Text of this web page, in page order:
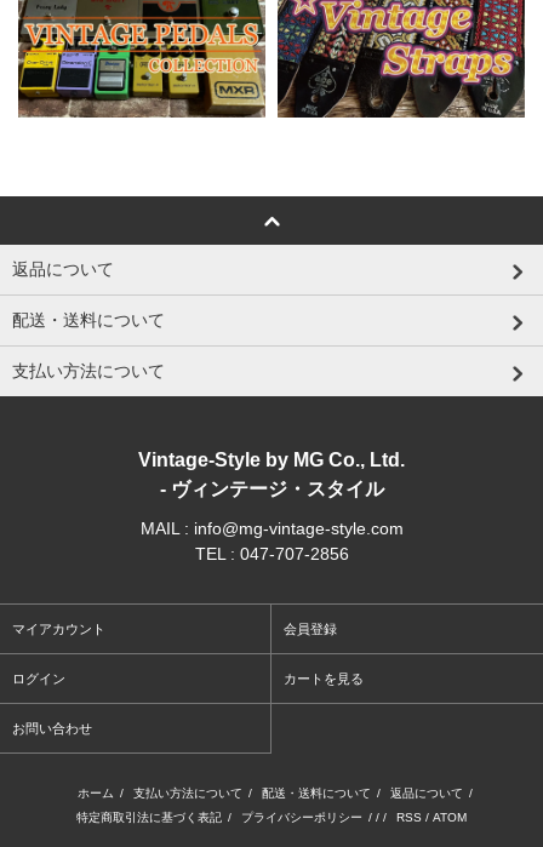
返品について
配送・送料について
支払い方法について
Vintage-Style by MG Co., Ltd.
- ヴィンテージ・スタイル
MAIL : info@mg-vintage-style.com
TEL : 047-707-2856
マイアカウント 会員登録
ログイン カートを見る
お問い合わせ
ホーム / 支払い方法について / 配送・送料について / 返品について /
特定商取引法に基づく表記 / プライバシーポリシー / / / RSS / ATOM